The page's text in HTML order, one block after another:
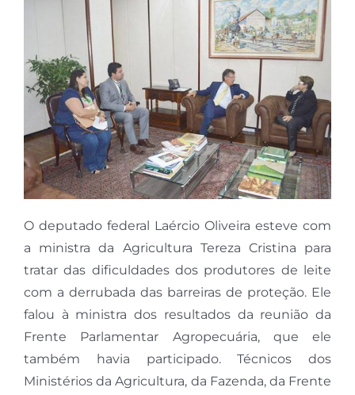
O deputado federal Laércio Oliveira esteve com
a ministra da Agricultura Tereza Cristina para
tratar das dificuldades dos produtores de leite
com a derrubada das barreiras de proteção. Ele
falou à ministra dos resultados da reunião da
Frente Parlamentar Agropecuária, que ele
também havia participado. Técnicos dos
Ministérios da Agricultura, da Fazenda, da Frente